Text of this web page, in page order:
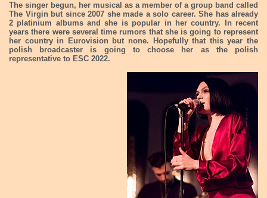
The singer begun, her musical as a member of a group band called
The Virgin but since 2007 she made a solo career. She has already
2 platinium albums and she is popular in her country. In recent
years there were several time rumors that she is going to represent
her country in Eurovision but none. Hopefully that this year the
polish broadcaster is going to choose her as the polish
representative to ESC 2022.